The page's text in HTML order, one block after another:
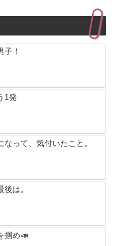
子！
1発
なって、気付いたこと。
後は。
掴め📣